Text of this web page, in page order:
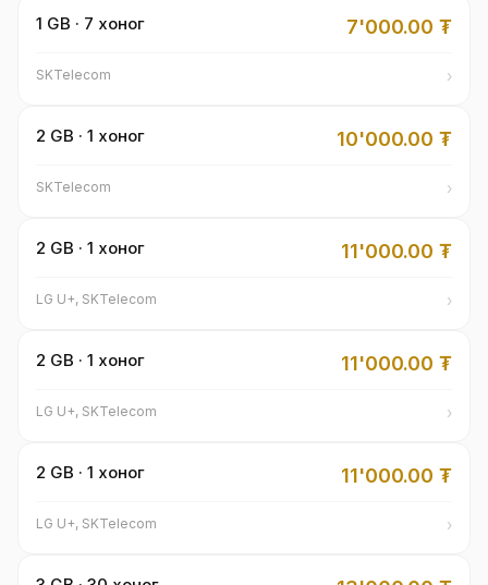
1 GB · 7 хоног 7'000.00 ₮
SKTelecom ›
2 GB · 1 хоног 10'000.00 ₮
SKTelecom ›
2 GB · 1 хоног 11'000.00 ₮
LG U+, SKTelecom ›
2 GB · 1 хоног 11'000.00 ₮
LG U+, SKTelecom ›
2 GB · 1 хоног 11'000.00 ₮
LG U+, SKTelecom ›